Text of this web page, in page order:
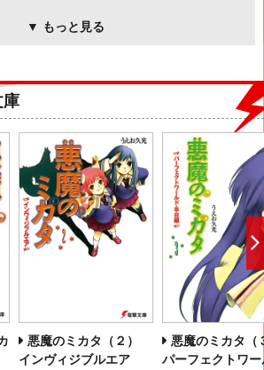
▼ もっと見る
庫
悪魔のミカタ（２）
インヴィジブルエア
悪魔のミカタ
パーフェクトワー